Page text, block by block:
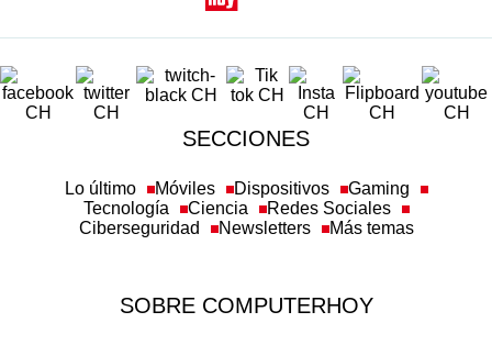
SECCIONES
Lo último Móviles Dispositivos
Gaming
Tecnología
Ciencia
Redes Sociales
Ciberseguridad
Newsletters Más temas
SOBRE COMPUTERHOY